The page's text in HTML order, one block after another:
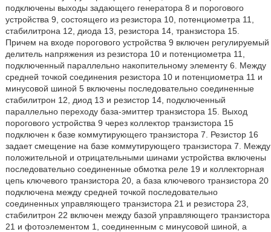
подключены выходы задающего генератора 8 и порогового
устройства 9, состоящего из резистора 10, потенциометра 11,
стабилитрона 12, диода 13, резистора 14, транзистора 15.
Причем на входе порогового устройства 9 включен регулируемый
делитель напряжения из резистора 10 и потенциометра 11,
подключенный параллельно накопительному элементу 6. Между
средней точкой соединения резистора 10 и потенциометра 11 и
минусовой шиной 5 включены последовательно соединенные
стабилитрон 12, диод 13 и резистор 14, подключенный
параллельно переходу база-эмиттер транзистора 15. Выход
порогового устройства 9 через коллектор транзистора 15
подключен к базе коммутирующего транзистора 7. Резистор 16
задает смещение на базе коммутирующего транзистора 7. Между
положительной и отрицательными шинами устройства включены
последовательно соединенные обмотка реле 19 и коллекторная
цепь ключевого транзистора 20, а база ключевого транзистора 20
подключена между средней точкой последовательно
соединенных управляющего транзистора 21 и резистора 23,
стабилитрон 22 включен между базой управляющего транзистора
21 и фотоэлементом 1, соединенным с минусовой шиной, а